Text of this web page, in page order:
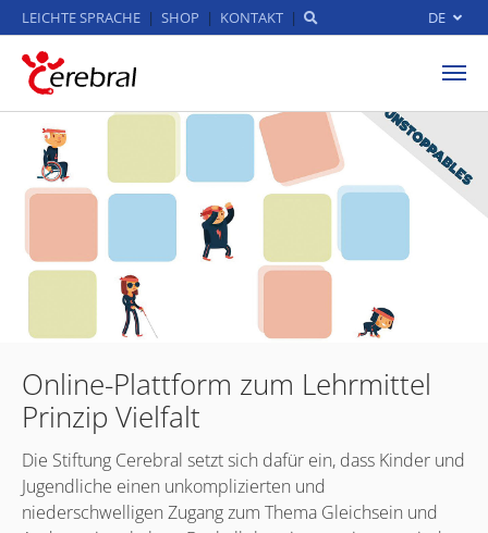
Zum Hauptinhalt springen
LEICHTE SPRACHE SHOP KONTAKT DE
Online-Plattform zum Lehrmittel
Prinzip Vielfalt
Die Stiftung Cerebral setzt sich dafür ein, dass Kinder und
Jugendliche einen unkomplizierten und
niederschwelligen Zugang zum Thema Gleichsein und